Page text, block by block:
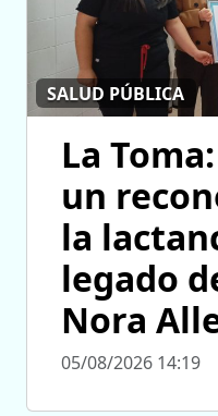
SALUD PÚBLICA
La
un
la
legado
Nora
05/08/2026 14:19